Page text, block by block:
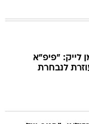
לייק: "פיפ"א
לנבחרת